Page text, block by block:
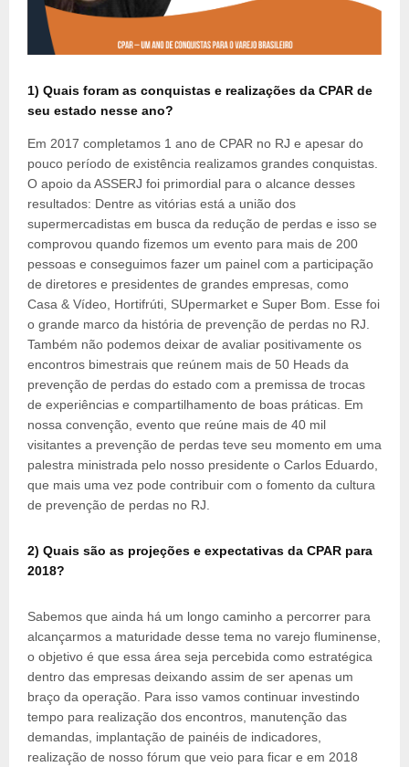
1) Quais foram as conquistas e realizações da CPAR de
seu estado nesse ano?
Em 2017 completamos 1 ano de CPAR no RJ e apesar do
pouco período de existência realizamos grandes conquistas.
O apoio da ASSERJ foi primordial para o alcance desses
resultados: Dentre as vitórias está a união dos
supermercadistas em busca da redução de perdas e isso se
comprovou quando fizemos um evento para mais de 200
pessoas e conseguimos fazer um painel com a participação
de diretores e presidentes de grandes empresas, como
Casa & Vídeo, Hortifrúti, SUpermarket e Super Bom. Esse foi
o grande marco da história de prevenção de perdas no RJ.
Também não podemos deixar de avaliar positivamente os
encontros bimestrais que reúnem mais de 50 Heads da
prevenção de perdas do estado com a premissa de trocas
de experiências e compartilhamento de boas práticas. Em
nossa convenção, evento que reúne mais de 40 mil
visitantes a prevenção de perdas teve seu momento em uma
palestra ministrada pelo nosso presidente o Carlos Eduardo,
que mais uma vez pode contribuir com o fomento da cultura
de prevenção de perdas no RJ.
2) Quais são as projeções e expectativas da CPAR para
2018?
Sabemos que ainda há um longo caminho a percorrer para
alcançarmos a maturidade desse tema no varejo fluminense,
o objetivo é que essa área seja percebida como estratégica
dentro das empresas deixando assim de ser apenas um
braço da operação. Para isso vamos continuar investindo
tempo para realização dos encontros, manutenção das
demandas, implantação de painéis de indicadores,
realização de nosso fórum que veio para ficar e em 2018